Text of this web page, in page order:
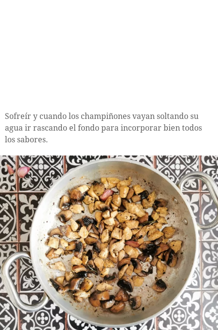
Sofreír y cuando los champiñones vayan soltando su
agua ir rascando el fondo para incorporar bien todos
los sabores.